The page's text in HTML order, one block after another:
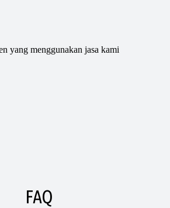
yang menggunakan jasa kami
FAQ